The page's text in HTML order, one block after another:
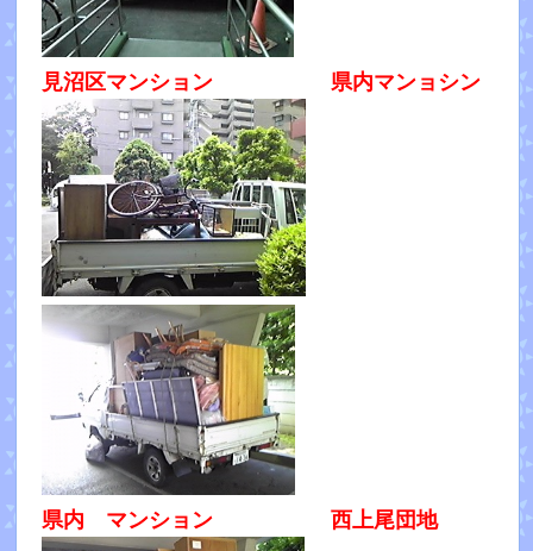
見沼区マンション 県内マンョ シン
県内 マンション 西上尾団地